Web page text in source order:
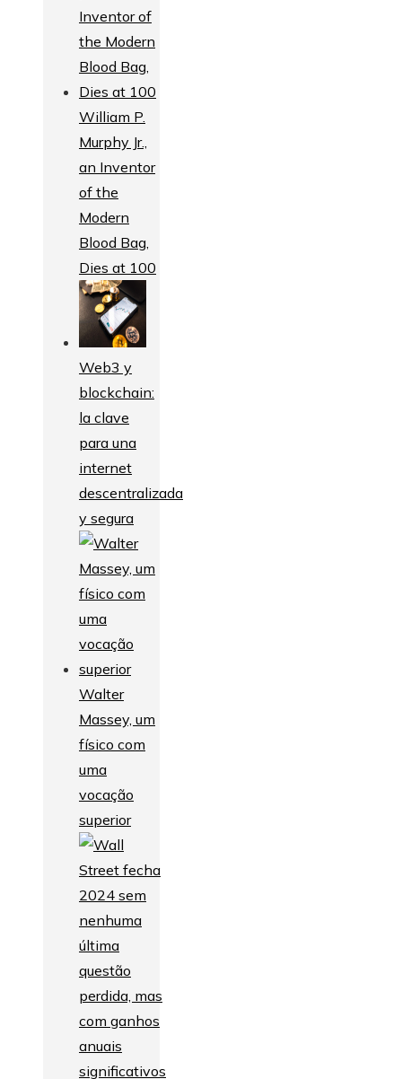
William P.
Murphy Jr.,
an Inventor
of the
Modern
Blood Bag,
Dies at 100
Web3 y
blockchain:
la clave
para una
internet
descentralizada
y segura
Walter
Massey, um
físico com
uma
vocação
superior